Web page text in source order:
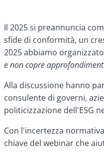
Il 2025 si preannuncia
sfide di conformità, un
2025 abbiamo
e non copre
Alla discussione hanno
consulente di governi,
politicizzazione dell'ESG
Con l'incertezza
chiave del webinar che